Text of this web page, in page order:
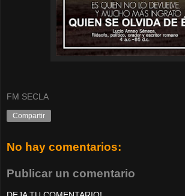
FM SECLA
Compartir
No hay comentarios:
Publicar un comentario